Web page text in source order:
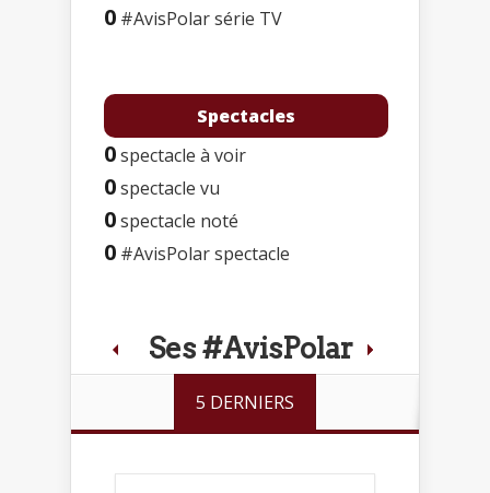
0 #AvisPolar série TV
Spectacles
0spectacle à voir
0spectacle vu
0spectacle noté
0 #AvisPolar spectacle
Ses #AvisPolar
5 DERNIERS